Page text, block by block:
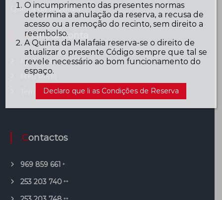
Quinta da Malafaia
A Minha Conta
Minhas reservas
Meu Perfil
Terminar Sessão
Contactos
969 859 661 *
253 203 740 **
O incumprimento das presentes normas
determina a anulação da reserva, a recusa de
acesso ou a remoção do recinto, sem direito a
reembolso.
A Quinta da Malafaia reserva-se o direito de
atualizar o presente Código sempre que tal se
revele necessário ao bom funcionamento do
espaço.
Declaro que li as Condições de Reserva